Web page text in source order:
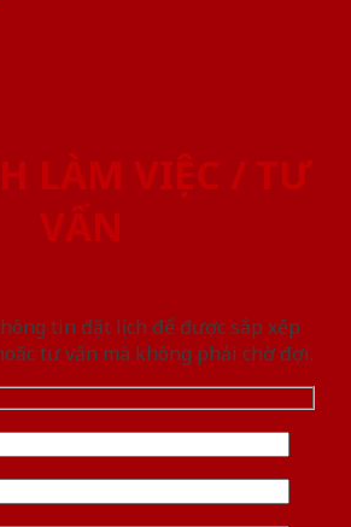
LÀM VIỆC / TƯ
VẤN
tin đặt lịch để được sắp xếp
tư vấn mà không phải chờ đợi.